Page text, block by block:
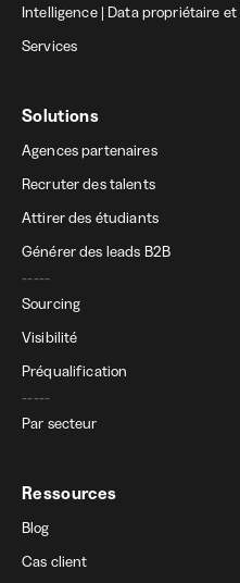
Intelligence | Data propriétaire et
Services
Solutions
Agences partenaires
Recruter des talents
Attirer des étudiants
Générer des leads B2B
-----
Sourcing
Visibilité
Préqualification
-----
Par secteur
Ressources
Blog
Cas client